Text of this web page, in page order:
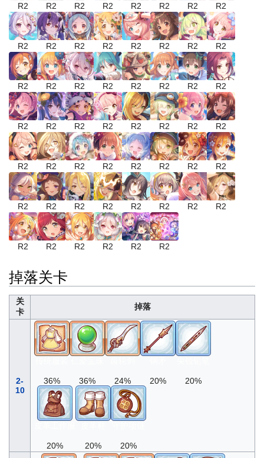
R2 R2 R2 R2 R2 R2 R2 R2
R2 R2 R2 R2 R2 R2 R2 R2
R2 R2 R2 R2 R2 R2 R2 R2
R2 R2 R2 R2 R2 R2 R2 R2
R2 R2 R2 R2 R2 R2 R2 R2
R2 R2 R2 R2 R2 R2 R2 R2
R2 R2 R2 R2 R2 R2
掉落关卡
关
卡
掉落
2-
10
36% 36% 24% 20% 20%
20% 20% 20%